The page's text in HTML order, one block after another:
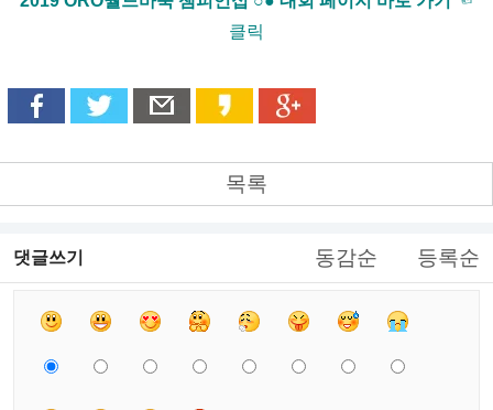
클릭
목록
댓글쓰기 동감순 등록순